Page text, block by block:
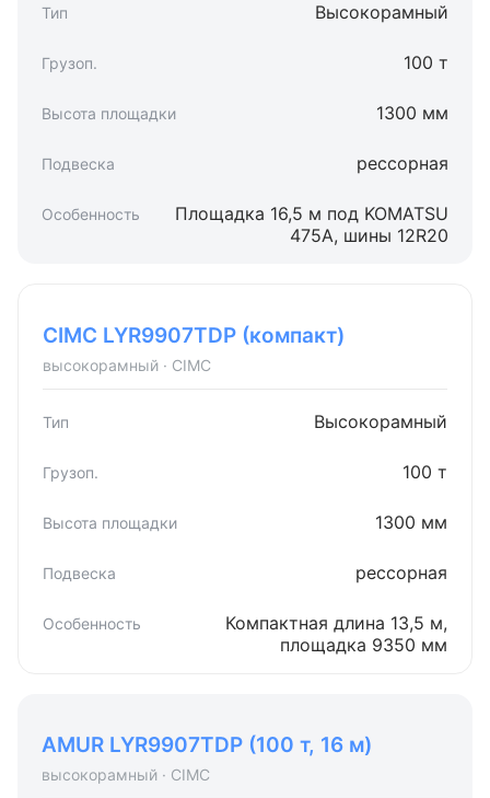
Высокорамный
100 т
1300 мм
рессорная
Площадка 16,5 м под KOMATSU
475A, шины 12R20
CIMC LYR9907TDP (компакт)
высокорамный · CIMC
Высокорамный
100 т
1300 мм
рессорная
Компактная длина 13,5 м,
площадка 9350 мм
AMUR LYR9907TDP (100 т, 16 м)
высокорамный · CIMC